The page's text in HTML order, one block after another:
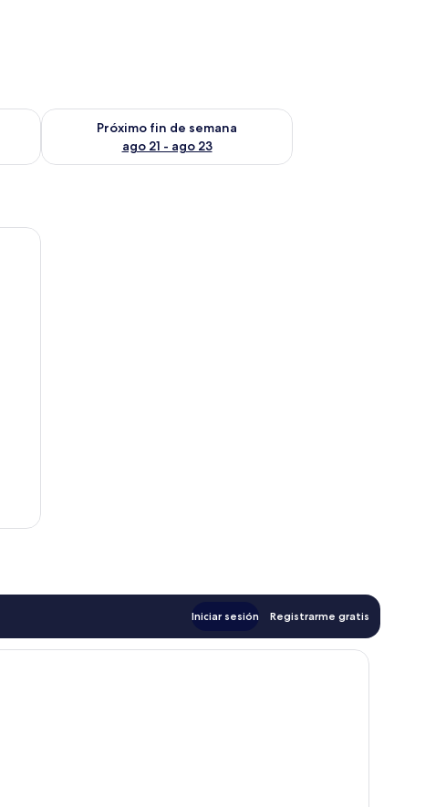
fin de semana ago 14 - ago 16
Próximo fin de semana
ago 21 - ago 23
Consulta la disponibilidad para el próximo fin de semana
Iniciar sesión Registrarme gratis